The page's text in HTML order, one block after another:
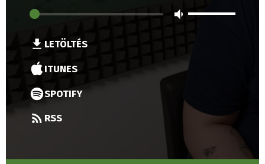
LETÖLTÉS
ITUNES
SPOTIFY
RSS